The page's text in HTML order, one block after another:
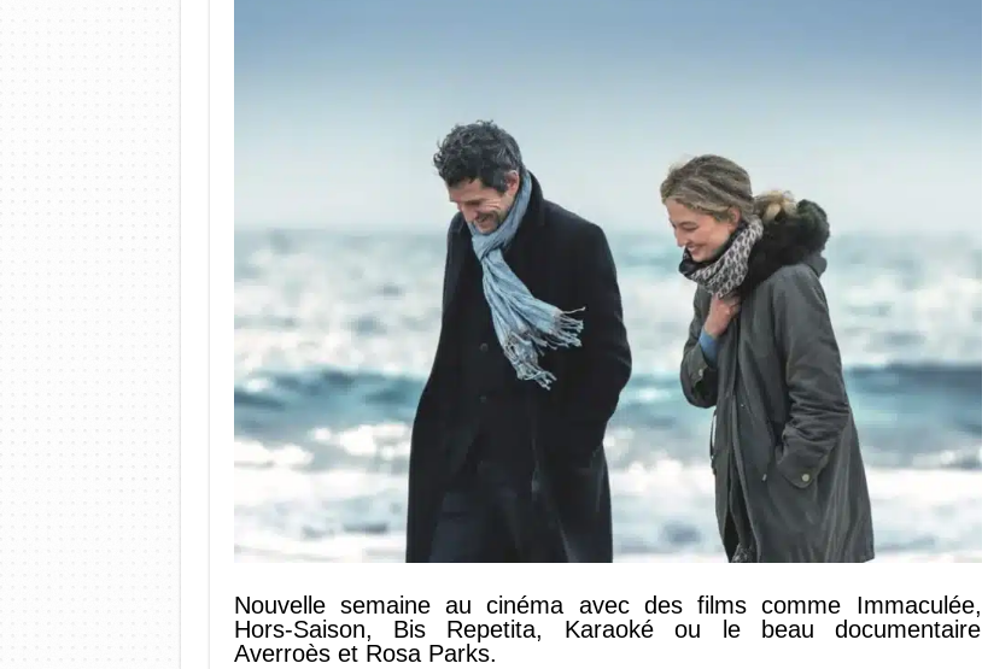
Nouvelle semaine au cinéma avec des films comme Immaculée,
Hors-Saison, Bis Repetita, Karaoké ou le beau documentaire
Averroès et Rosa Parks.